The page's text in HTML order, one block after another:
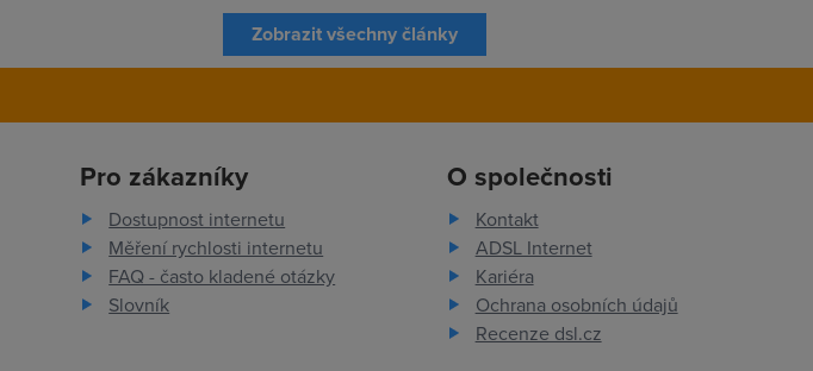
Zobrazit všechny články
Pro zákazníky
Dostupnost internetu
Měření rychlosti internetu
FAQ - často kladené otázky
Slovník
O společnosti
Kontakt
ADSL Internet
Kariéra
Ochrana osobních údajů
Recenze dsl.cz